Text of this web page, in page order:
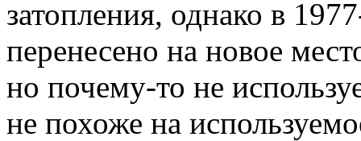
затопления, однако в
перенесено на новое
но почему-то не
не похоже на